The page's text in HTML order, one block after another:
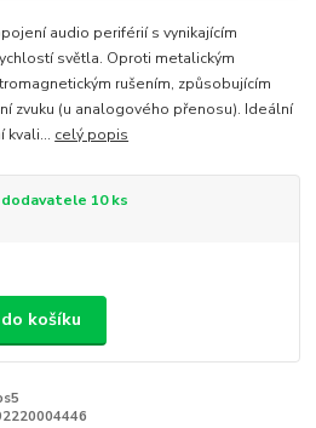
audio periférií s vynikajícím
světla. Oproti metalickým
rušením, způsobujícím
zvuku (u analogového přenosu). Ideální
kvali... celý popis
10 ks
košíku